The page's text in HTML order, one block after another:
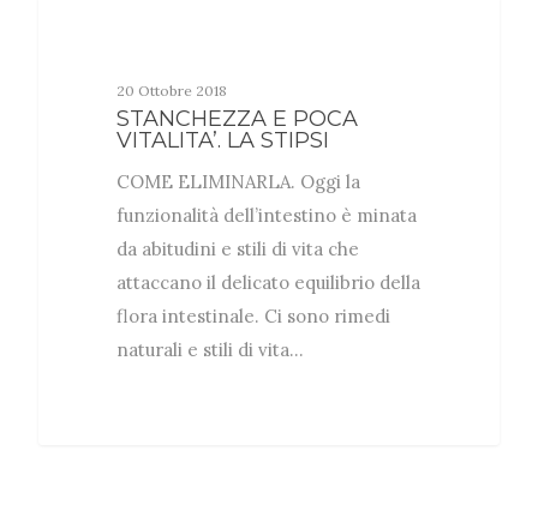
20 Ottobre 2018
STANCHEZZA E POCA
VITALITA’. LA STIPSI
COME ELIMINARLA. Oggi la
funzionalità dell’intestino è minata
da abitudini e stili di vita che
attaccano il delicato equilibrio della
flora intestinale. Ci sono rimedi
naturali e stili di vita…